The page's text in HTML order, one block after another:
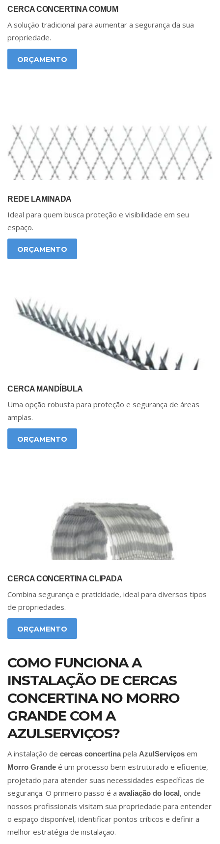
CERCA CONCERTINA COMUM
A solução tradicional para aumentar a segurança da sua
propriedade.
ORÇAMENTO
REDE LAMINADA
Ideal para quem busca proteção e visibilidade em seu
espaço.
ORÇAMENTO
CERCA MANDÍBULA
Uma opção robusta para proteção e segurança de áreas
amplas.
ORÇAMENTO
CERCA CONCERTINA CLIPADA
Combina segurança e praticidade, ideal para diversos tipos
de propriedades.
ORÇAMENTO
COMO FUNCIONA A
INSTALAÇÃO DE CERCAS
CONCERTINA NO MORRO
GRANDE COM A
AZULSERVIÇOS?
A instalação de cercas concertinapela AzulServiços em
Morro Grande é um processo bem estruturado e eficiente,
projetado para atender suas necessidades específicas de
segurança. O primeiro passo é a avaliação do local, onde
nossos profissionais visitam sua propriedade para entender
o espaço disponível, identificar pontos críticos e definir a
melhor estratégia de instalação.